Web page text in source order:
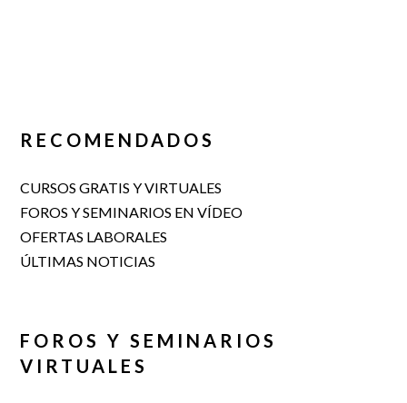
RECOMENDADOS
CURSOS GRATIS Y VIRTUALES
FOROS Y SEMINARIOS EN VÍDEO
OFERTAS LABORALES
ÚLTIMAS NOTICIAS
FOROS Y SEMINARIOS
VIRTUALES